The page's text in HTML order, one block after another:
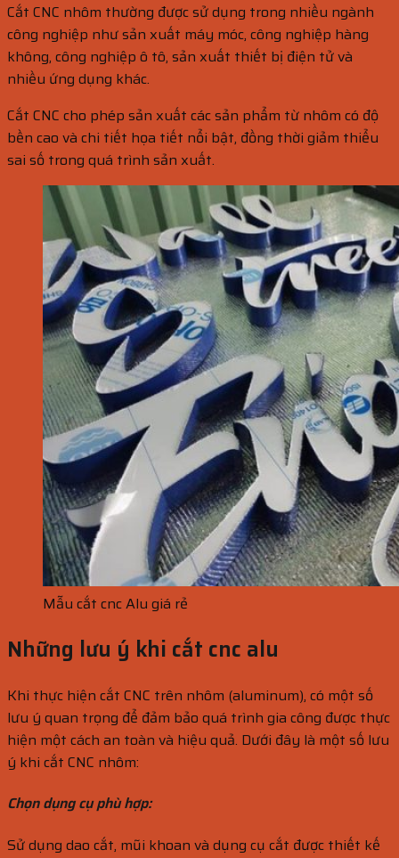
Cắt CNC nhôm thường được sử dụng trong nhiều ngành
công nghiệp như sản xuất máy móc, công nghiệp hàng
không, công nghiệp ô tô, sản xuất thiết bị điện tử và
nhiều ứng dụng khác.
Cắt CNC cho phép sản xuất các sản phẩm từ nhôm có độ
bền cao và chi tiết họa tiết nổi bật, đồng thời giảm thiểu
sai số trong quá trình sản xuất.
Mẫu cắt cnc Alu giá rẻ
Những lưu ý khi cắt cnc alu
Khi thực hiện cắt CNC trên nhôm (aluminum), có một số
lưu ý quan trọng để đảm bảo quá trình gia công được thực
hiện một cách an toàn và hiệu quả. Dưới đây là một số lưu
ý khi cắt CNC nhôm:
Chọn dụng cụ phù hợp:
Sử dụng dao cắt, mũi khoan và dụng cụ cắt được thiết kế